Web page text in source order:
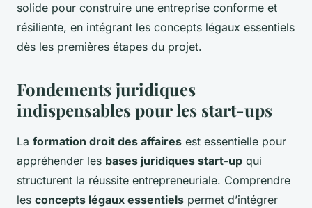
solide pour construire une entreprise conforme et
résiliente, en intégrant les concepts légaux essentiels
dès les premières étapes du projet.
Fondements juridiques
indispensables pour les start-ups
La formation droit des affaires est essentielle pour
appréhender les bases juridiques start-up qui
structurent la réussite entrepreneuriale. Comprendre
les concepts légaux essentiels permet d’intégrer